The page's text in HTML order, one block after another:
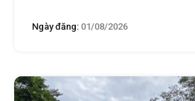
Ngày đăng: 01/08/2026